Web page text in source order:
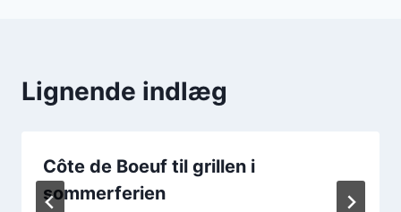
Lignende indlæg
Côte de Boeuf til grillen i
sommerferien